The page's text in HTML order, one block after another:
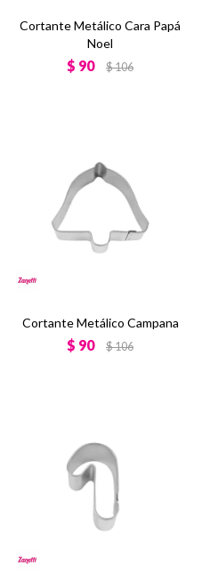
Cortante Metálico Cara Papá
Noel
$ 90 $106
Cortante Metálico Campana
$ 90 $106